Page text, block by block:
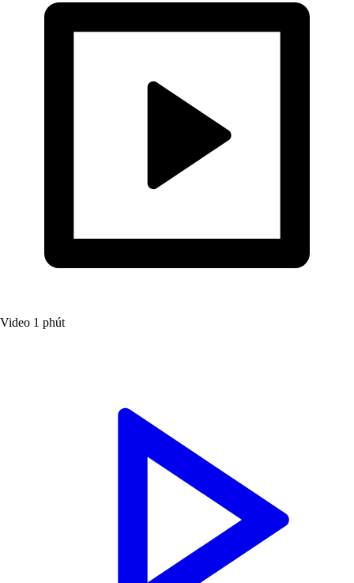
Video 1 phút